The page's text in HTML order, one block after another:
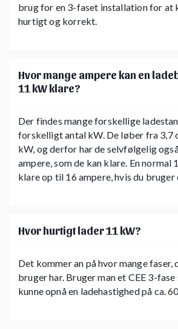
brug for en 3-faset installation for at
hurtigt og korrekt.
Hvor mange ampere kan en
11 kW klare?
Der findes mange forskellige
forskelligt antal kW. De løber fra 3,7
kW, og derfor har de selvfølgelig
ampere, som de kan klare. En normal
klare op til 16 ampere, hvis du
Hvor hurtigt lader 11 kW?
Det kommer an på hvor mange faser,
bruger har. Bruger man et CEE 3-fase
kunne opnå en ladehastighed på ca.